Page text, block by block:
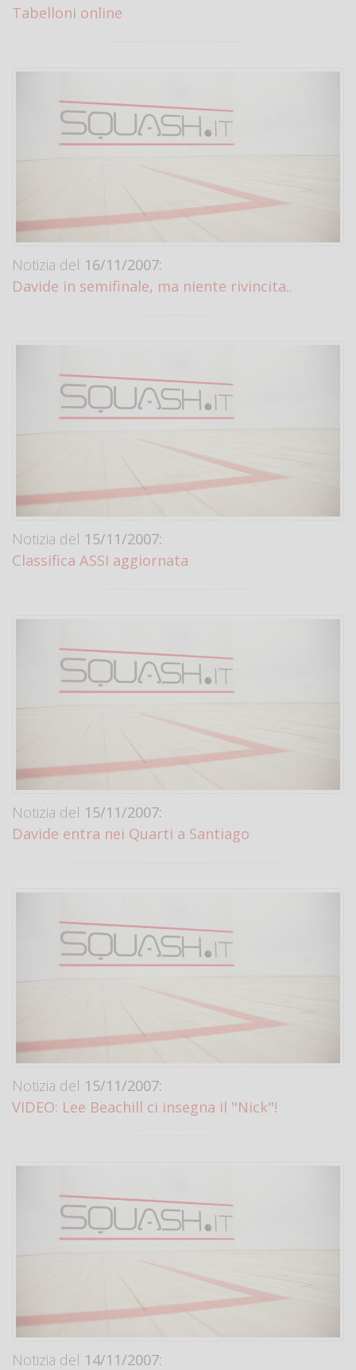
Tabelloni online
Notizia del 16/11/2007:
Davide in semifinale, ma niente rivincita..
Notizia del 15/11/2007:
Classifica ASSI aggiornata
Notizia del 15/11/2007:
Davide entra nei Quarti a Santiago
Notizia del 15/11/2007:
VIDEO: Lee Beachill ci insegna il "Nick"!
Notizia del 14/11/2007: